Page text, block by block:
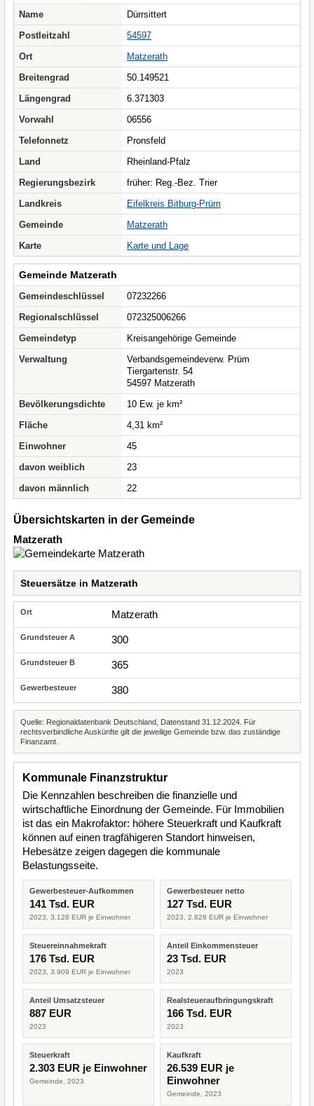
Name
Dürrsittert
Postleitzahl
54597
Ort
Matzerath
Breitengrad
50.149521
Längengrad
6.371303
Vorwahl
06556
Telefonnetz
Pronsfeld
Land
Rheinland-Pfalz
Regierungsbezirk
früher: Reg.-Bez. Trier
Landkreis
Eifelkreis Bitburg-Prüm
Gemeinde
Matzerath
Karte
Karte und Lage
Gemeinde Matzerath
Gemeindeschlüssel
07232266
Regionalschlüssel
072325006266
Gemeindetyp
Kreisangehörige Gemeinde
Verwaltung
Verbandsgemeindeverw. Prüm
Tiergartenstr. 54
54597 Matzerath
Bevölkerungsdichte
10 Ew. je km²
Fläche
4,31 km²
Einwohner
45
davon weiblich
23
davon männlich
22
Übersichtskarten in der Gemeinde
Matzerath
Steuersätze in Matzerath
Matzerath
300
365
380
Quelle: Regionaldatenbank Deutschland, Datenstand 31.12.2024. Für
rechtsverbindliche Auskünfte gilt die jeweilige Gemeinde bzw. das zuständige
Finanzamt.
Kommunale Finanzstruktur
Die Kennzahlen beschreiben die finanzielle und
wirtschaftliche Einordnung der Gemeinde. Für Immobilien
ist das ein Makrofaktor: höhere Steuerkraft und Kaufkraft
können auf einen tragfähigeren Standort hinweisen,
Hebesätze zeigen dagegen die kommunale
Belastungsseite.
Gewerbesteuer-Aufkommen
141 Tsd. EUR
2023, 3.128 EUR je Einwohner
Gewerbesteuer netto
127 Tsd. EUR
2023, 2.828 EUR je Einwohner
Steuereinnahmekraft
176 Tsd. EUR
2023, 3.909 EUR je Einwohner
Anteil Einkommensteuer
23 Tsd. EUR
2023
Anteil Umsatzsteuer
887 EUR
2023
Realsteueraufbringungskraft
166 Tsd. EUR
2023
Steuerkraft
2.303 EUR je Einwohner
Gemeinde, 2023
Kaufkraft
26.539 EUR je
Einwohner
Gemeinde, 2023